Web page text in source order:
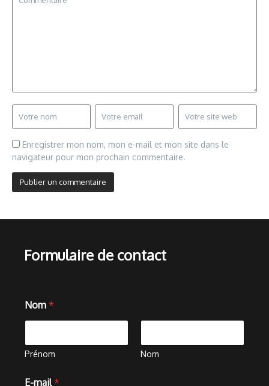
Enregistrer mon nom, mon e-mail et mon site dans le
navigateur pour mon prochain commentaire.
Formulaire de contact
Nom *
Prénom Nom
E-mail *